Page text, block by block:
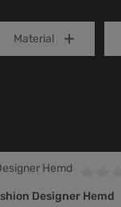
Material
von 5 Sternen
Designer Hemd